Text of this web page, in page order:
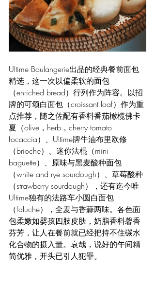
Ultime Boulangerie出品的经典餐前面包
精选，这一次以偏柔软的面包
（enriched bread）行列作为阵容。以招
牌的可颂白面包（croissant loaf）作为重
点推荐，随之佐配有香料番茄橄榄佛卡
夏（olive，herb，cherry tomato
focaccia）、Ultime牌牛油布里欧修
（brioche）、迷你法棍（mini
baguette）、原味与黑麦酸种面包
（white and rye sourdough）、草莓酸种
（strawberry sourdough），还有迄今唯
Ultime独有的法路车小圆白面包
（faluche），全麦与香蒜两味。各色面
包柔嫩如婴孩四肢皮肤，奶脂香料馨香
芬芳，让人在餐前就已经把持不住碳水
化合物的摄入量。哀哉，说好的午间精
简优雅，开头已引人犯罪。